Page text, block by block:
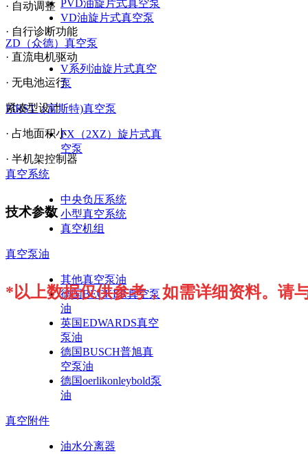
PVD油旋片式真空泵
VD油旋片式真空泵
ZD（众德）真空泵
V系列油旋片式真空
泵
FIRST（富斯特)真空泵
FX（2XZ）旋片式真
空泵
真空系统
中央负压系统
小型真空系统
真空机组
真空泵油
其他真空泵油
德国BECKER真空泵
油
英国EDWARDS真空
泵油
德国BUSCH普旭真
空泵油
德国oerlikonleybold泵
油
真空附件
油水分离器
· 自动调整
· 自行诊断功能
· 直流电机驱动
· 无电池运行
紧凑型设计
· 占地面积小
· 半机架控制器
技术参数
*以上数据仅供参考，如需详细资料。请